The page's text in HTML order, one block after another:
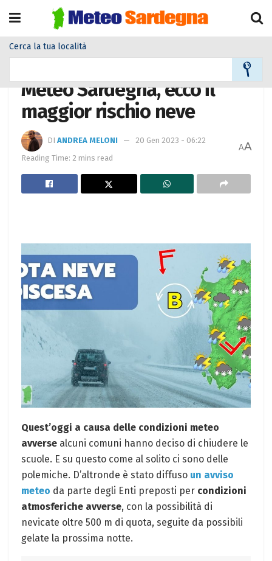
Cerca la tua località
Meteo Sardegna, ecco il
maggior rischio neve
DI ANDREA MELONI
20 Gen 2023 - 06:22
Reading Time: 2 mins read
AA
Quest’oggi a causa delle condizioni meteo
avverse alcuni comuni hanno deciso di chiudere le
scuole. E su questo come al solito ci sono delle
polemiche. D’altronde è stato diffuso un avviso
meteo da parte degli Enti preposti per condizioni
atmosferiche avverse, con la possibilità di
nevicate oltre 500 m di quota, seguite da possibili
gelate la prossima notte.